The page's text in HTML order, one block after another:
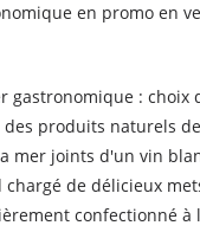
en promo en
gastronomique : choix
produits naturels
mer joints d'un vin
de délicieux
confectionné à